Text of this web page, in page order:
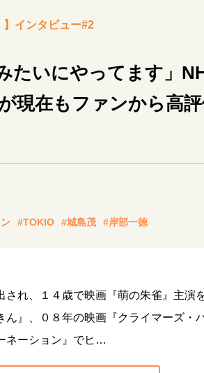
40代からの景色
地域とつながる/お金との付き合い方
】インタビュー#2
たいにやってます」
現在もファンから高
#TOKIO #城島茂 #岸部一徳
れ、１４歳で映画『萌の朱雀』主演
』、０８年の映画『クライマーズ・
ネーション』でヒ…